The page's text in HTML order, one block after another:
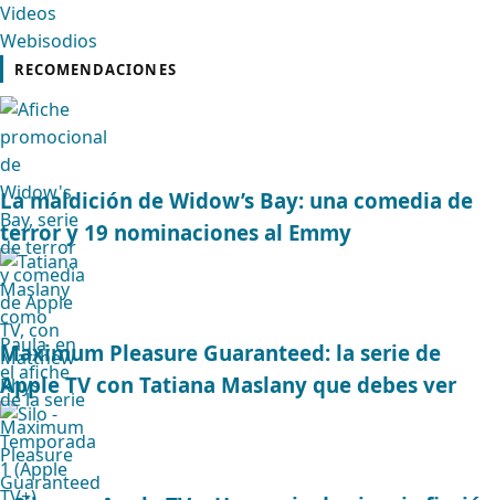
Videos
Webisodios
RECOMENDACIONES
La maldición de Widow’s Bay: una comedia de
terror y 19 nominaciones al Emmy
Maximum Pleasure Guaranteed: la serie de
Apple TV con Tatiana Maslany que debes ver